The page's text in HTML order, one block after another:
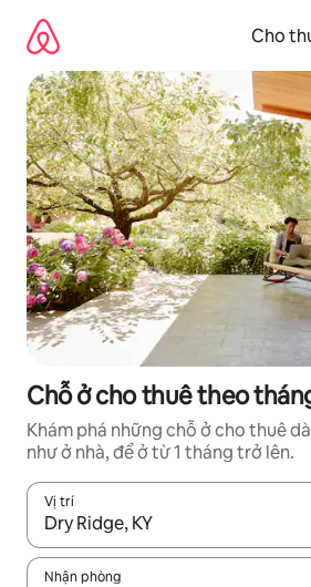
dung
Cho
Chỗ ở cho thuê theo
Khám phá những chỗ ở cho thuê
như ở nhà, để ở từ 1 tháng trở lên.
Vị trí
Khi có kết quả, hãy điều hướng
Nhận phòng